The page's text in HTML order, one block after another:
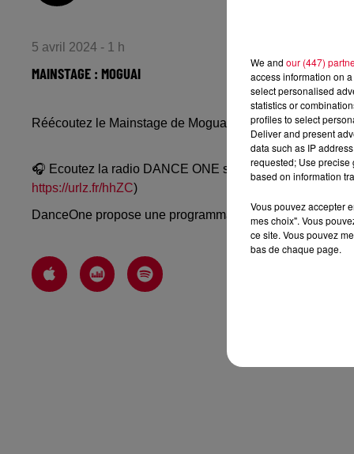
5 avril 2024 - 1 h
MAINSTAGE : MOGUAI
Réécoutez le Mainstage de Moguai du jeudi 4 avril 2024
🎧 Ecoutez la radio DANCE ONE sur www.danceone.fr,
https://urlz.fr/hhZC)
DanceOne propose une programmation dance, EDM,
We and our (447)
access information on
select personalised
statistics or
profiles to select
Deliver and present
data such as IP
requested; Use precise
based on information
Vous pouvez accepter
mes choix". Vous
ce site. Vous pouvez
bas de chaque page.